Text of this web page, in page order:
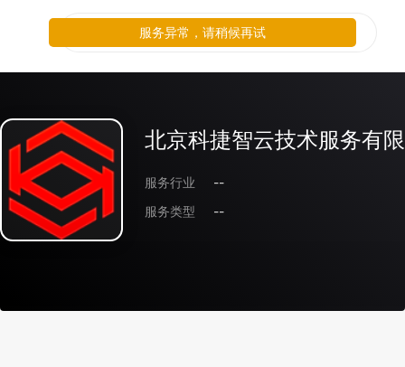
北京科捷智云技术服务有
服务行业
--
服务类型
--
服务异常，请稍候再试